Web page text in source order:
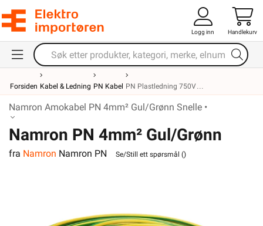
Logg inn Handlekurv
Forsiden Kabel & Ledning PN Kabel PN Plastledning 750V
Namron Amokabel PN 4mm² Gul/Grønn Snelle •
Namron PN 4mm² Gul/Grønn
Snelle
fra Namron Namron PN Se/Still ett spørsmål ()